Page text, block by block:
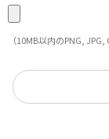
（10MB以内のPNG,